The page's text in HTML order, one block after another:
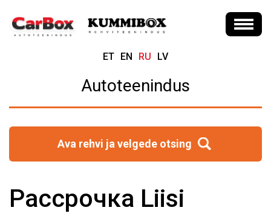
ET EN RU LV
Autoteenindus
Ava rehvi ja velgede otsing
Рассрочка Liisi